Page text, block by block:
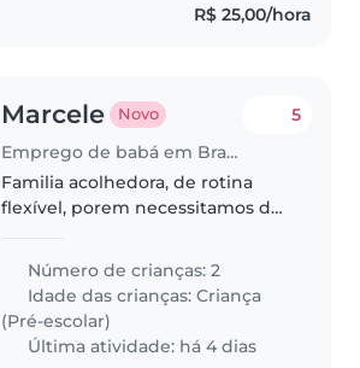
R$ 25,00/hora
Marcele Novo
Emprego de babá em Brasília
5
Familia acolhedora, de rotina
flexível, porem necessitamos de
poder sair para os compromissos
rapidos sem problemas
Número de crianças: 2
Idade das crianças:Criança
(Pré-escolar)
Última atividade: há 4 dias